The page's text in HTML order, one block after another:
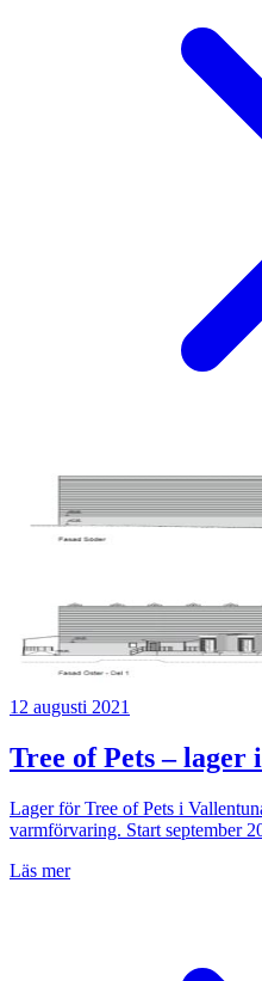
12 augusti 2021
Tree of Pets – lager
Lager för Tree of Pets i
varmförvaring. Start september
Läs mer